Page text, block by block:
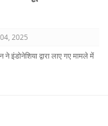
2025
इंडोनेशिया द्वारा लाए गए मामले में